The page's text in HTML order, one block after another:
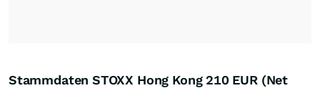
Stammdaten STOXX Hong Kong 210 EUR (Net